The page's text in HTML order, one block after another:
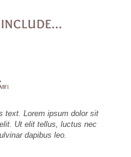
text. Lorem ipsum dolor sit
Ut elit tellus, luctus nec
dapibus leo.